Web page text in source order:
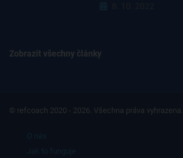
Zobrazit všechny články
© refcoach 2020 - 2026. Všechna práva vyhrazena.